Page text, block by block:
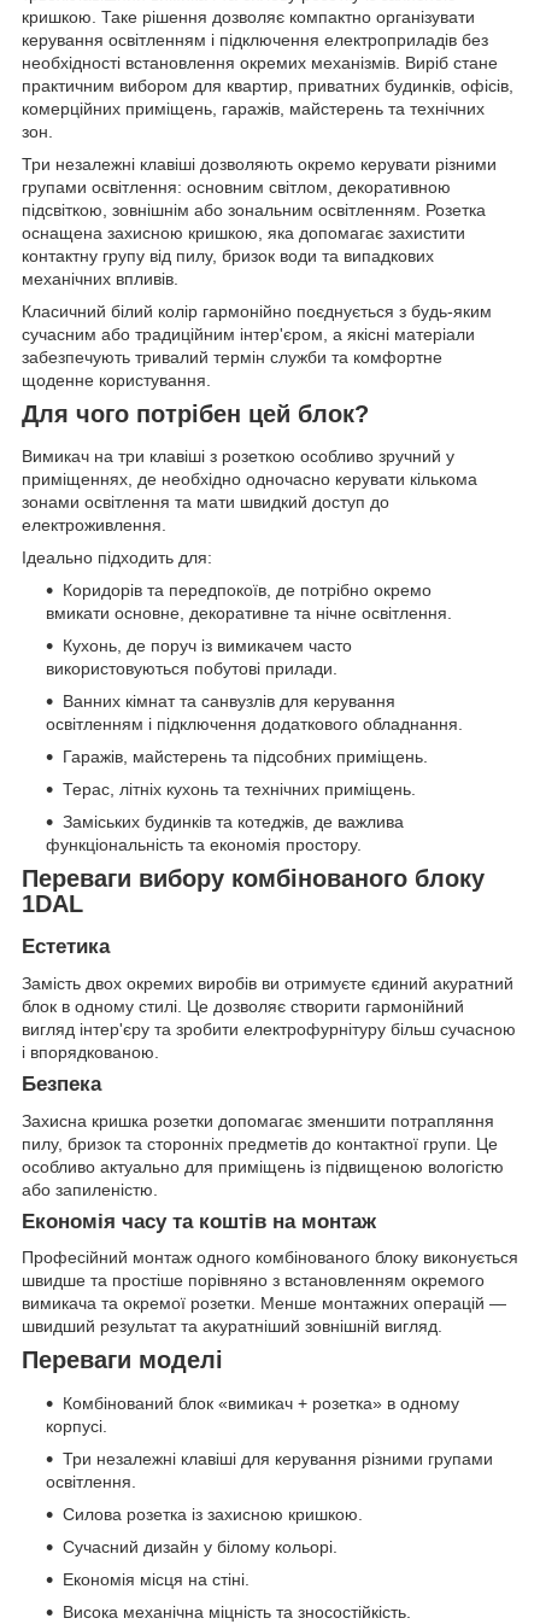
кришкою. Таке рішення дозволяє компактно організувати
керування освітленням і підключення електроприладів без
необхідності встановлення окремих механізмів. Виріб стане
практичним вибором для квартир, приватних будинків, офісів,
комерційних приміщень, гаражів, майстерень та технічних
зон.
Три незалежні клавіші дозволяють окремо керувати різними
групами освітлення: основним світлом, декоративною
підсвіткою, зовнішнім або зональним освітленням. Розетка
оснащена захисною кришкою, яка допомагає захистити
контактну групу від пилу, бризок води та випадкових
механічних впливів.
Класичний білий колір гармонійно поєднується з будь-яким
сучасним або традиційним інтер'єром, а якісні матеріали
забезпечують тривалий термін служби та комфортне
щоденне користування.
Для чого потрібен цей блок?
Вимикач на три клавіші з розеткою особливо зручний у
приміщеннях, де необхідно одночасно керувати кількома
зонами освітлення та мати швидкий доступ до
електроживлення.
Ідеально підходить для:
Коридорів та передпокоїв, де потрібно окремо
вмикати основне, декоративне та нічне освітлення.
Кухонь, де поруч із вимикачем часто
використовуються побутові прилади.
Ванних кімнат та санвузлів для керування
освітленням і підключення додаткового обладнання.
Гаражів, майстерень та підсобних приміщень.
Терас, літніх кухонь та технічних приміщень.
Замiських будинкiв та котеджiв, де важлива
функціональність та економія простору.
Переваги вибору комбінованого блоку
1DAL
Естетика
Замість двох окремих виробів ви отримуєте єдиний акуратний
блок в одному стилі. Це дозволяє створити гармонійний
вигляд інтер'єру та зробити електрофурнітуру більш сучасною
і впорядкованою.
Безпека
Захисна кришка розетки допомагає зменшити потрапляння
пилу, бризок та сторонніх предметів до контактної групи. Це
особливо актуально для приміщень із підвищеною вологістю
або запиленістю.
Економія часу та коштів на монтаж
Професійний монтаж одного комбінованого блоку виконується
швидше та простіше порівняно з встановленням окремого
вимикача та окремої розетки. Менше монтажних операцій —
швидший результат та акуратніший зовнішній вигляд.
Переваги моделі
Комбінований блок «вимикач + розетка» в одному
корпусі.
Три незалежні клавіші для керування різними групами
освітлення.
Силова розетка із захисною кришкою.
Сучасний дизайн у білому кольорі.
Економія місця на стіні.
Висока механічна міцність та зносостійкість.